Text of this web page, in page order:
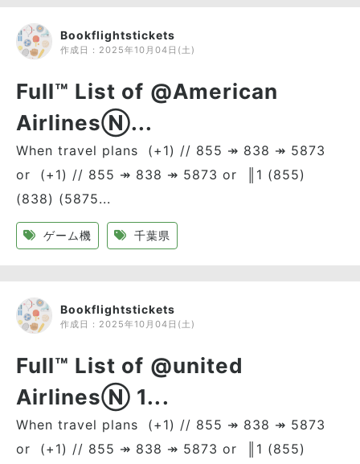
Bookflightstickets
作成日： 2025年10月04日(土)
Full™ List of @American
AirlinesⓃ...
When travel plans (+1) // 855 ↠ 838 ↠ 5873
or (+1) // 855 ↠ 838 ↠ 5873 or ║1 (855)
(838) (5875...
ゲーム機 千葉県
Bookflightstickets
作成日： 2025年10月04日(土)
Full™ List of @united
AirlinesⓃ 1...
When travel plans (+1) // 855 ↠ 838 ↠ 5873
or (+1) // 855 ↠ 838 ↠ 5873 or ║1 (855)